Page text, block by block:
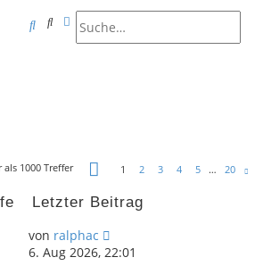
SucheErweiterte Suche
S
als 1000 Treffer Seite von 20
1 2 3 4 5 … 20
Letzter Beitrag
von ralphac
6. Aug 2026, 22:01